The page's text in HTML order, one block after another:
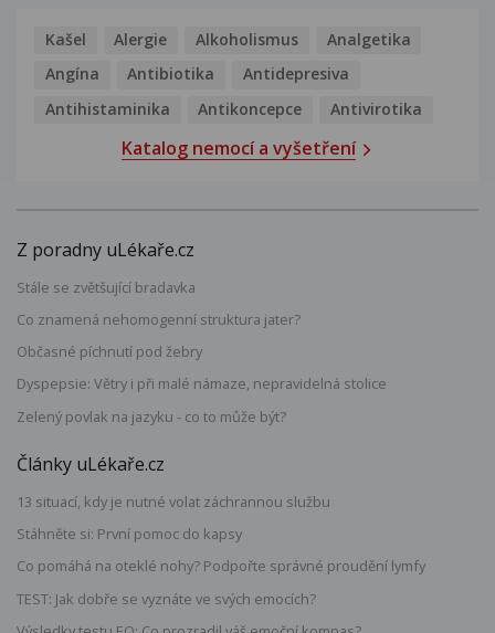
Kašel Alergie Alkoholismus
Analgetika
Angína
Antibiotika
Antidepresiva
Antihistaminika
Antikoncepce Antivirotika
Katalog nemocí a vyšetření
Z poradny uLékaře.cz
Stále se zvětšující bradavka
Co znamená nehomogenní struktura jater?
Občasné píchnutí pod žebry
Dyspepsie: Větry i při malé námaze, nepravidelná stolice
Zelený povlak na jazyku - co to může být?
Články uLékaře.cz
13 situací, kdy je nutné volat záchrannou službu
Stáhněte si: První pomoc do kapsy
Co pomáhá na oteklé nohy? Podpořte správné proudění lymfy
TEST: Jak dobře se vyznáte ve svých emocích?